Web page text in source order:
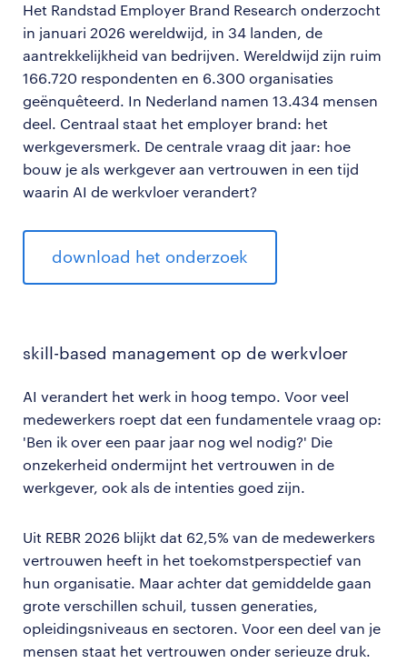
Het Randstad Employer Brand Research onderzocht
in januari 2026 wereldwijd, in 34 landen, de
aantrekkelijkheid van bedrijven. Wereldwijd zijn ruim
166.720 respondenten en 6.300 organisaties
geënquêteerd. In Nederland namen 13.434 mensen
deel. Centraal staat het employer brand: het
werkgeversmerk. De centrale vraag dit jaar: hoe
bouw je als werkgever aan vertrouwen in een tijd
waarin AI de werkvloer verandert?
download het onderzoek
skill-based management op de werkvloer
AI verandert het werk in hoog tempo. Voor veel
medewerkers roept dat een fundamentele vraag op:
'Ben ik over een paar jaar nog wel nodig?' Die
onzekerheid ondermijnt het vertrouwen in de
werkgever, ook als de intenties goed zijn.
Uit REBR 2026 blijkt dat 62,5% van de medewerkers
vertrouwen heeft in het toekomstperspectief van
hun organisatie. Maar achter dat gemiddelde gaan
grote verschillen schuil, tussen generaties,
opleidingsniveaus en sectoren. Voor een deel van je
mensen staat het vertrouwen onder serieuze druk.